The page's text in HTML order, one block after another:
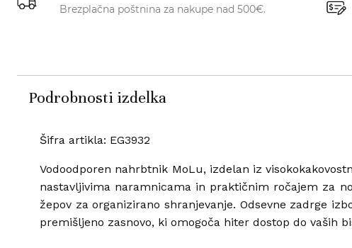
Brezplačna poštnina za nakupe nad 500€.
Podrobnosti izdelka
Šifra artikla: EG3932
Vodoodporen nahrbtnik MoLu, izdelan iz
nastavljivima naramnicama in praktičnim ročajem za
žepov za organizirano shranjevanje. Odsevne zadrge
premišljeno zasnovo, ki omogoča hiter dostop do vaših